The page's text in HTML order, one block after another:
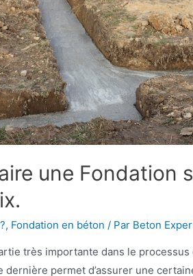
une Fondation
, Fondation en béton / Par Beton
très importante dans le processus
dernière permet d’assurer une